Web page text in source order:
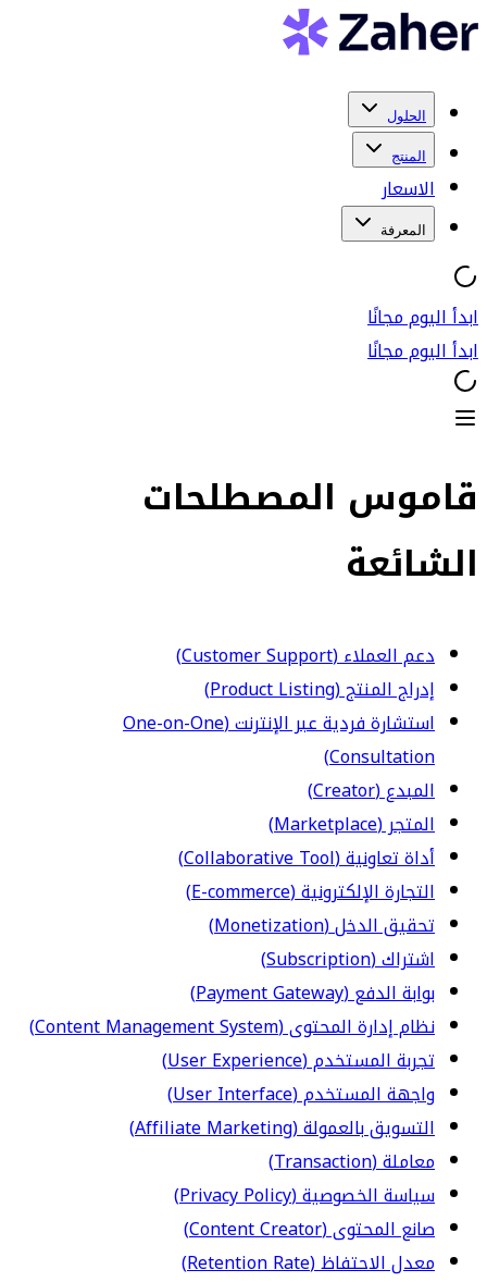
الحلول
المنتج
الاسعار
المعرفة
ابدأ اليوم مجانًا
ابدأ اليوم مجانًا
قاموس المصطلحات
الشائعة
دعم العملاء (Customer Support)
إدراج المنتج (Product Listing)
استشارة فردية عبر الإنترنت (One-on-One
Consultation)
المبدع (Creator)
المتجر (Marketplace)
أداة تعاونية (Collaborative Tool)
التجارة الإلكترونية (E-commerce)
تحقيق الدخل (Monetization)
اشتراك (Subscription)
بوابة الدفع (Payment Gateway)
نظام إدارة المحتوى (Content Management System)
تجربة المستخدم (User Experience)
واجهة المستخدم (User Interface)
التسويق بالعمولة (Affiliate Marketing)
معاملة (Transaction)
سياسة الخصوصية (Privacy Policy)
صانع المحتوى (Content Creator)
معدل الاحتفاظ (Retention Rate)